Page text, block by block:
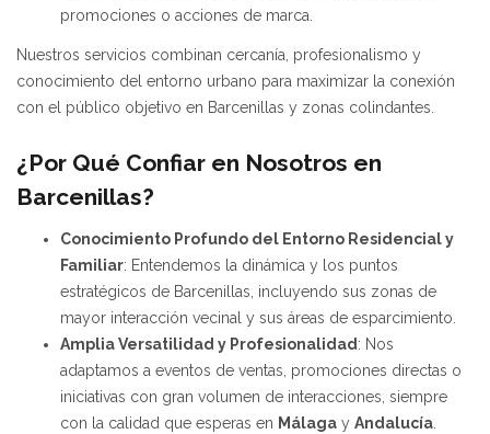
promociones o acciones de marca.
Nuestros servicios combinan cercanía, profesionalismo y
conocimiento del entorno urbano para maximizar la conexión
con el público objetivo en Barcenillas y zonas colindantes.
¿Por Qué Confiar en Nosotros en
Barcenillas?
Conocimiento Profundo del Entorno Residencial y
Familiar: Entendemos la dinámica y los puntos
estratégicos de Barcenillas, incluyendo sus zonas de
mayor interacción vecinal y sus áreas de esparcimiento.
Amplia Versatilidad y Profesionalidad: Nos
adaptamos a eventos de ventas, promociones directas o
iniciativas con gran volumen de interacciones, siempre
con la calidad que esperas en Málaga y Andalucía.